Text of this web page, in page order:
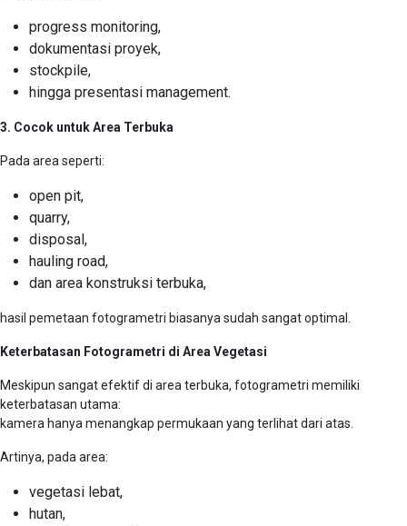
progress monitoring,
dokumentasi proyek,
stockpile,
hingga presentasi management.
3. Cocok untuk Area Terbuka
Pada area seperti:
open pit,
quarry,
disposal,
hauling road,
dan area konstruksi terbuka,
hasil pemetaan fotogrametri biasanya sudah sangat optimal.
Keterbatasan Fotogrametri di Area Vegetasi
Meskipun sangat efektif di area terbuka, fotogrametri memiliki
keterbatasan utama:
kamera hanya menangkap permukaan yang terlihat dari atas.
Artinya, pada area:
vegetasi lebat,
hutan,